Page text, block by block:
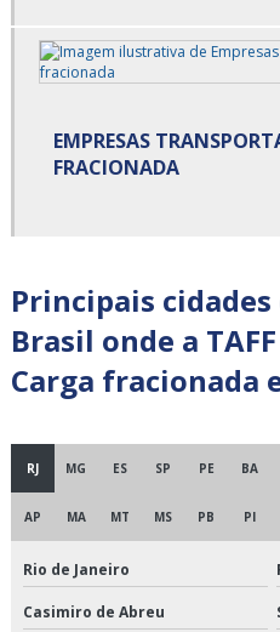
Carga fracionada
Carga fracionada e dedicada
Centro de cross docking
Centro de distribuição cross
Cross docking empresas
Cross docking fornecedores
Cross docking logística
Cross docking transportadora
EMPRESAS
FRACIONADA
Principais
Brasil onde a
Carga fracionada
RJ MG ES SP PE BA
AP MA MT MS PB PI
Rio de Janeiro
Casimiro de Abreu